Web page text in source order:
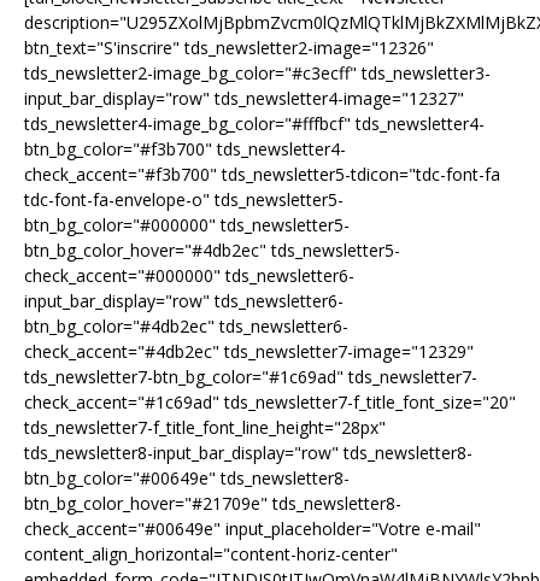
btn_text="S'inscrire" tds_newsletter2-image="12326"
tds_newsletter2-image_bg_color="#c3ecff" tds_newsletter3-
input_bar_display="row" tds_newsletter4-image="12327"
tds_newsletter4-image_bg_color="#fffbcf" tds_newsletter4-
btn_bg_color="#f3b700" tds_newsletter4-
check_accent="#f3b700" tds_newsletter5-tdicon="tdc-font-fa
tdc-font-fa-envelope-o" tds_newsletter5-
btn_bg_color="#000000" tds_newsletter5-
btn_bg_color_hover="#4db2ec" tds_newsletter5-
check_accent="#000000" tds_newsletter6-
input_bar_display="row" tds_newsletter6-
btn_bg_color="#4db2ec" tds_newsletter6-
check_accent="#4db2ec" tds_newsletter7-image="12329"
tds_newsletter7-btn_bg_color="#1c69ad" tds_newsletter7-
check_accent="#1c69ad" tds_newsletter7-f_title_font_size="20"
tds_newsletter7-f_title_font_line_height="28px"
tds_newsletter8-input_bar_display="row" tds_newsletter8-
btn_bg_color="#00649e" tds_newsletter8-
btn_bg_color_hover="#21709e" tds_newsletter8-
check_accent="#00649e" input_placeholder="Votre e-mail"
content_align_horizontal="content-horiz-center"